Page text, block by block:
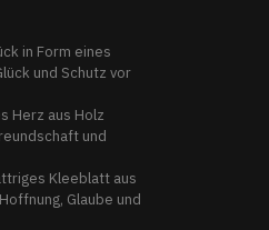
in Form eines
und Schutz vor
Herz aus Holz
und
Kleeblatt aus
Glaube und